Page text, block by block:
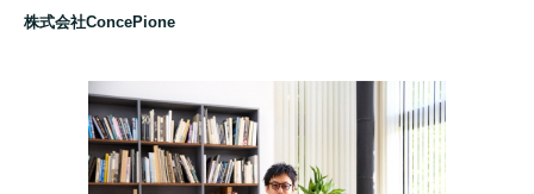
株式会社ConcePione